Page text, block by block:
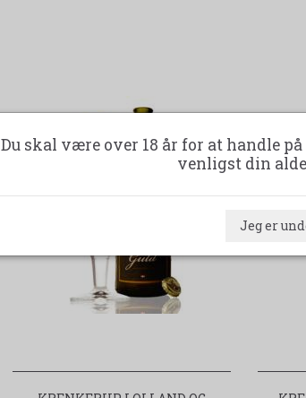
Du skal være over 18 år for at handle
venligst din
Jeg er